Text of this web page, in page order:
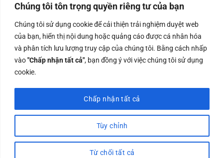
Chúng tôi tôn trọng quyền riêng tư của bạn
Chúng tôi sử dụng cookie để cải thiện trải nghiệm duyệt web
của bạn, hiển thị nội dung hoặc quảng cáo được cá nhân hóa
và phân tích lưu lượng truy cập của chúng tôi. Bằng cách nhấp
vào"Chấp nhận tất cả", bạn đồng ý với việc chúng tôi sử dụng
cookie.
Tùy chỉnh
Từ chối tất cả
Chấp nhận tất cả
Công ty TNHH Nam Bình Xương - Số ĐKKD: 0108783483
cấp ngày 14/06/2019 bởi Sở Kế Hoạch và Đầu Tư Tp. Hà
Nội
Copyrights @2023 Nam Binh Xuong. All Rights Reserved